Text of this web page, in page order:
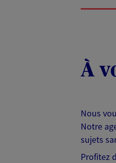
À
Nous
Notre
sujets
Profitez